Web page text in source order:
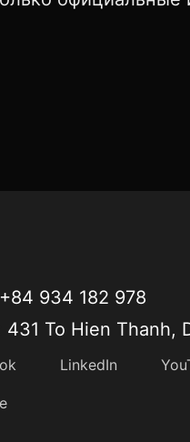
934 182 978
431 To Hien Thanh,
LinkedIn